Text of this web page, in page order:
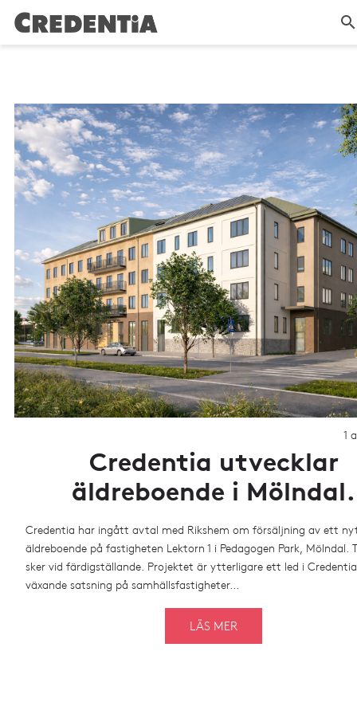
1
Credentia utvecklar
äldreboende i Mölndal.
Credentia har ingått avtal med Rikshem om försäljning av ett
äldreboende på fastigheten Lektorn 1 i Pedagogen Park, Mölndal.
sker vid färdigställande. Projektet är ytterligare ett led i
växande satsning på samhällsfastigheter...
LÄS MER